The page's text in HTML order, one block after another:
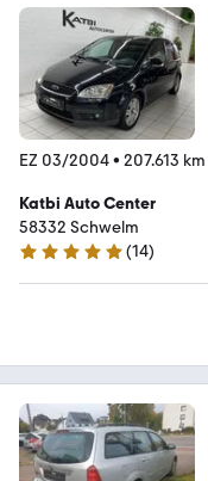
EZ 03/2004• 207.613 km
Katbi Auto Center
58332 Schwelm
5 Sterne
(14)